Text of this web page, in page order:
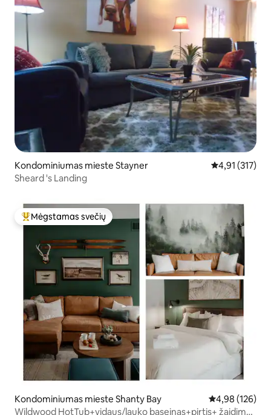
Kondominiumas mieste Stayner Vidutinis
4,91 (317)
Sheard 's Landing
Svečių mėgstamiausias
Mėgstamas svečių
Kondominiumas mieste Shanty Bay Vidutinis
4,98 (126)
Wildwood HotTub+vidaus/lauko baseinas+pirtis+ žaidimų